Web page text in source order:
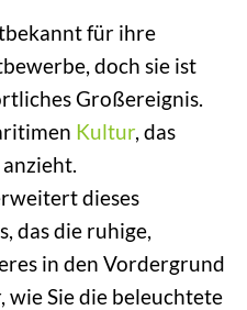
für ihre
doch sie ist
Großereignis.
Kultur, das
dieses
das die ruhige,
in den Vordergrund
wie Sie die beleuchtete